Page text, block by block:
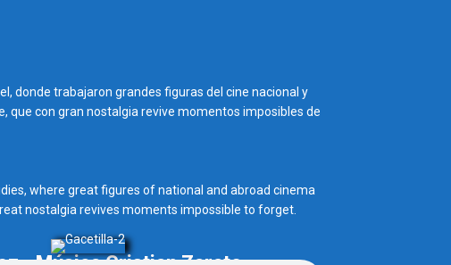
donde trabajaron grandes figuras del cine nacional y
que con gran nostalgia revive momentos imposibles de
where great figures of national and abroad cinema
nostalgia revives moments impossible to forget.